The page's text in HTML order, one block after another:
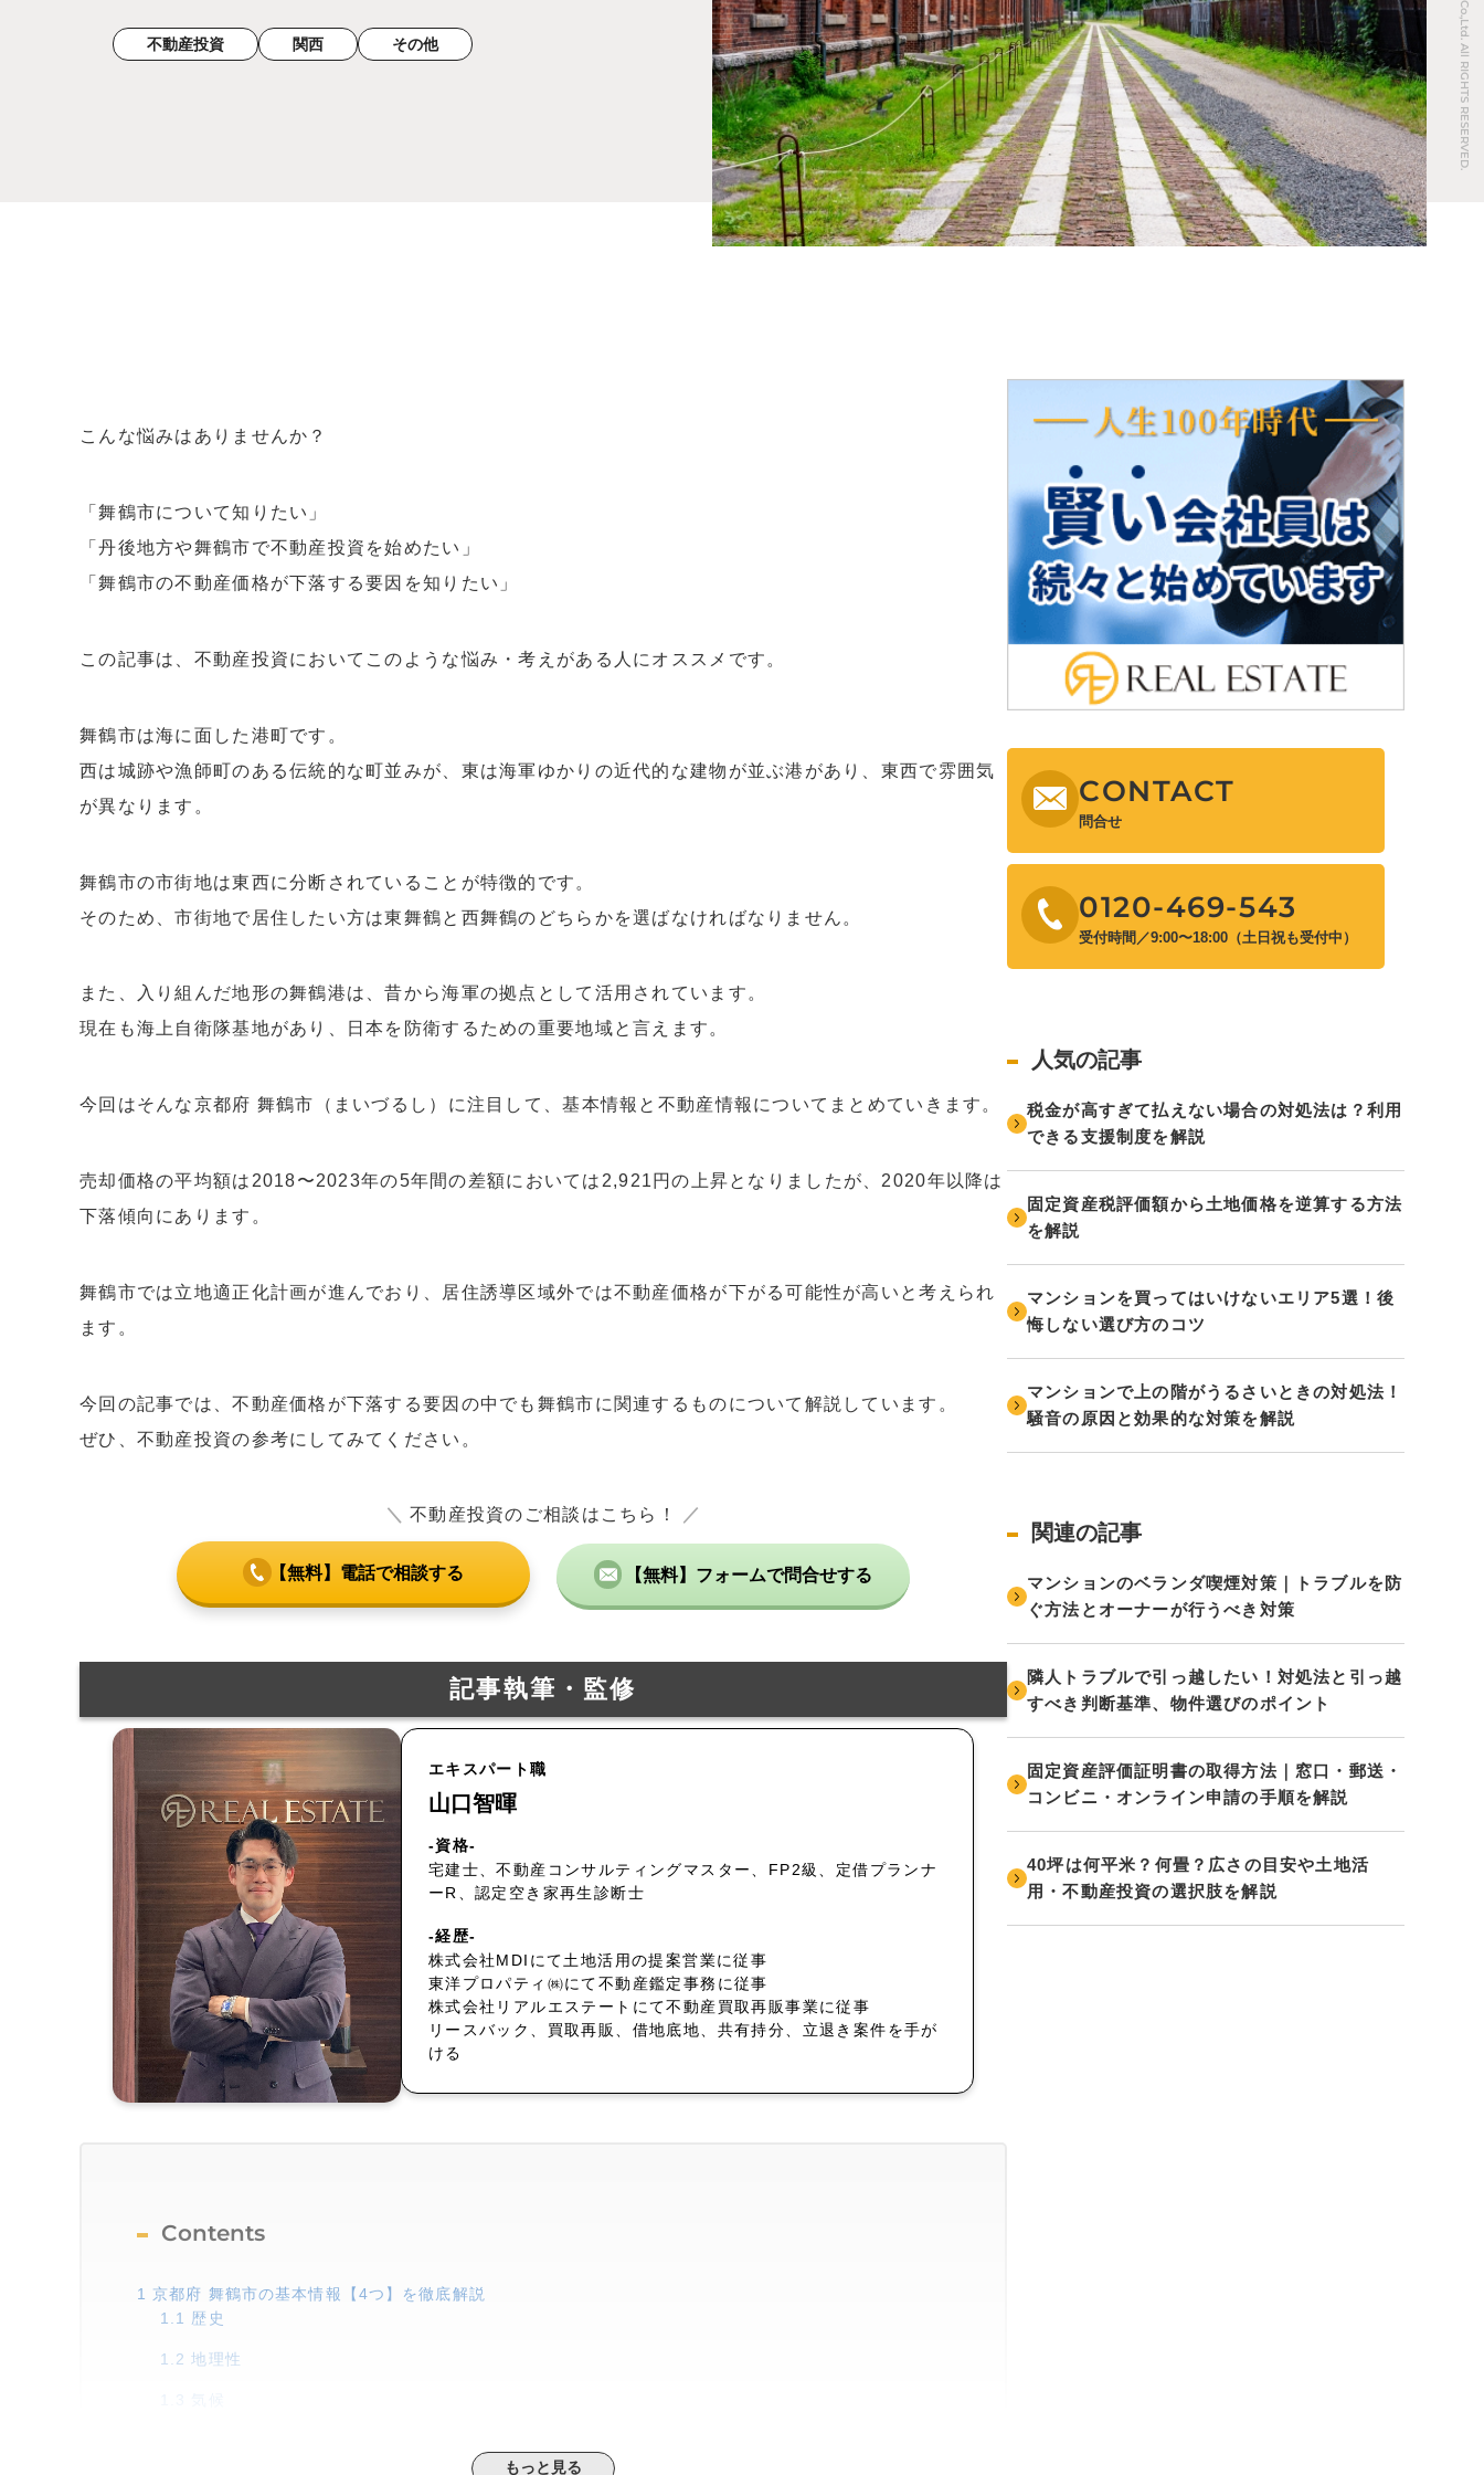
不動産投資 関西 その他
こんな悩みはありませんか？
「舞鶴市について知りたい」
「丹後地方や舞鶴市で不動産投資を始めたい」
「舞鶴市の不動産価格が下落する要因を知りたい」
この記事は、不動産投資においてこのような悩み・考えがある人にオススメです。
舞鶴市は海に面した港町です。
西は城跡や漁師町のある伝統的な町並みが、東は海軍ゆかりの近代的な建物が並ぶ港があり、東西で雰囲気
が異なります。
舞鶴市の市街地は東西に分断されていることが特徴的です。
そのため、市街地で居住したい方は東舞鶴と西舞鶴のどちらかを選ばなければなりません。
また、入り組んだ地形の舞鶴港は、昔から海軍の拠点として活用されています。
現在も海上自衛隊基地があり、日本を防衛するための重要地域と言えます。
今回はそんな京都府 舞鶴市（まいづるし）に注目して、基本情報と不動産情報についてまとめていきます。
売却価格の平均額は2018〜2023年の5年間の差額においては2,921円の上昇となりましたが、2020年以降は
下落傾向にあります。
舞鶴市では立地適正化計画が進んでおり、居住誘導区域外では不動産価格が下がる可能性が高いと考えられ
ます。
今回の記事では、不動産価格が下落する要因の中でも舞鶴市に関連するものについて解説しています。
ぜひ、不動産投資の参考にしてみてください。
＼ 不動産投資のご相談はこちら！ ／
【無料】電話で相談する 【無料】フォームで問合せする
記事執筆・監修
エキスパート職
山口智暉
-資格-
宅建士、不動産コンサルティングマスター、FP2級、定借プランナ
ーR、認定空き家再生診断士
-経歴-
株式会社MDIにて土地活用の提案営業に従事
東洋プロパティ㈱にて不動産鑑定事務に従事
株式会社リアルエステートにて不動産買取再販事業に従事
リースバック、買取再販、借地底地、共有持分、立退き案件を手が
ける
Contents
1 京都府 舞鶴市の基本情報【4つ】を徹底解説
1.1 歴史
1.2 地理性
もっと見る
CONTACT
問合せ
0120-469-543
受付時間／9:00〜18:00（土日祝も受付中）
人気の記事
税金が高すぎて払えない場合の対処法は？利用
できる支援制度を解説
固定資産税評価額から土地価格を逆算する方法
を解説
マンションを買ってはいけないエリア5選！後
悔しない選び方のコツ
マンションで上の階がうるさいときの対処法！
騒音の原因と効果的な対策を解説
関連の記事
マンションのベランダ喫煙対策｜トラブルを防
ぐ方法とオーナーが行うべき対策
隣人トラブルで引っ越したい！対処法と引っ越
すべき判断基準、物件選びのポイント
固定資産評価証明書の取得方法｜窓口・郵送・
コンビニ・オンライン申請の手順を解説
40坪は何平米？何畳？広さの目安や土地活
用・不動産投資の選択肢を解説